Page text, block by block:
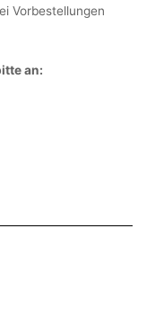
Vorbestellungen
an: